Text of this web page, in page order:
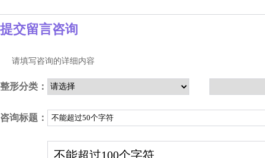
提交留言咨询
请填写咨询的详细内容
整形分类：
咨询标题：